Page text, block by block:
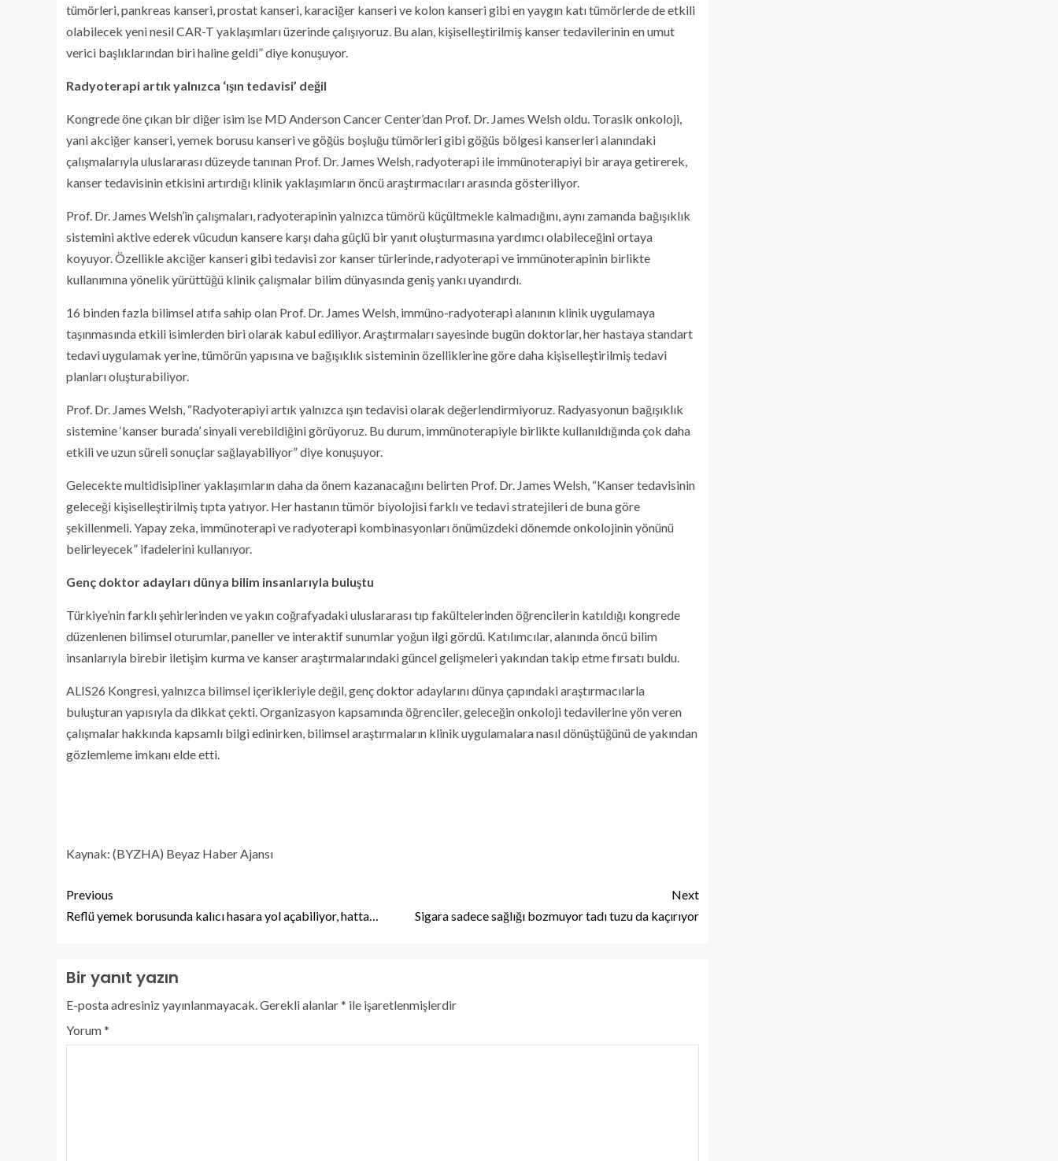
tümörleri, pankreas kanseri, prostat kanseri, karaciğer kanseri ve kolon kanseri gibi en yaygın katı tümörlerde de etkili
olabilecek yeni nesil CAR-T yaklaşımları üzerinde çalışıyoruz. Bu alan, kişiselleştirilmiş kanser tedavilerinin en umut
verici başlıklarından biri haline geldi” diye konuşuyor.
Radyoterapi artık yalnızca ‘ışın tedavisi’ değil
Kongrede öne çıkan bir diğer isim ise MD Anderson Cancer Center’dan Prof. Dr. James Welsh oldu. Torasik onkoloji,
yani akciğer kanseri, yemek borusu kanseri ve göğüs boşluğu tümörleri gibi göğüs bölgesi kanserlerialanındaki
çalışmalarıyla uluslararası düzeyde tanınan Prof. Dr. James Welsh, radyoterapi ile immünoterapiyi bir araya getirerek,
kanser tedavisinin etkisini artırdığı klinik yaklaşımların öncü araştırmacıları arasında gösteriliyor.
Prof. Dr. James Welsh’in çalışmaları, radyoterapinin yalnızca tümörü küçültmekle kalmadığını, aynı zamanda bağışıklık
sistemini aktive ederek vücudun kansere karşı daha güçlü bir yanıt oluşturmasına yardımcı olabileceğini ortaya
koyuyor. Özellikle akciğer kanseri gibi tedavisi zor kanser türlerinde, radyoterapi ve immünoterapinin birlikte
kullanımına yönelik yürüttüğü klinik çalışmalar bilim dünyasında geniş yankı uyandırdı.
16 binden fazla bilimsel atıfa sahip olan Prof. Dr. James Welsh, immüno-radyoterapi alanının klinik uygulamaya
taşınmasında etkili isimlerden biri olarak kabul ediliyor. Araştırmaları sayesinde bugün doktorlar, her hastaya standart
tedavi uygulamak yerine, tümörün yapısına ve bağışıklık sisteminin özelliklerine göre daha kişiselleştirilmiş tedavi
planları oluşturabiliyor.
Prof. Dr. James Welsh, “Radyoterapiyi artık yalnızca ışın tedavisi olarak değerlendirmiyoruz. Radyasyonun bağışıklık
sistemine ‘kanser burada’ sinyali verebildiğini görüyoruz. Bu durum, immünoterapiyle birlikte kullanıldığında çok daha
etkili ve uzun süreli sonuçlar sağlayabiliyor” diye konuşuyor.
Gelecekte multidisipliner yaklaşımların daha da önem kazanacağını belirten Prof. Dr. James Welsh, “Kanser tedavisinin
geleceği kişiselleştirilmiş tıpta yatıyor. Her hastanın tümör biyolojisi farklı ve tedavi stratejileri de buna göre
şekillenmeli. Yapay zeka, immünoterapi ve radyoterapi kombinasyonları önümüzdeki dönemde onkolojinin yönünü
belirleyecek” ifadelerini kullanıyor.
Genç doktor adayları dünya bilim insanlarıyla buluştu
Türkiye’nin farklı şehirlerinden ve yakın coğrafyadaki uluslararası tıp fakültelerinden öğrencilerin katıldığı kongrede
düzenlenen bilimsel oturumlar, paneller ve interaktif sunumlar yoğun ilgi gördü. Katılımcılar, alanında öncü bilim
insanlarıyla birebir iletişim kurma ve kanser araştırmalarındaki güncel gelişmeleri yakından takip etme fırsatı buldu.
ALIS26 Kongresi, yalnızca bilimsel içerikleriyle değil, genç doktor adaylarını dünya çapındaki araştırmacılarla
buluşturan yapısıyla da dikkat çekti. Organizasyon kapsamında öğrenciler, geleceğin onkoloji tedavilerine yön veren
çalışmalar hakkında kapsamlı bilgi edinirken, bilimsel araştırmaların klinik uygulamalara nasıl dönüştüğünü de yakından
gözlemleme imkanı elde etti.
Kaynak: (BYZHA) Beyaz Haber Ajansı
Previous
Reflü yemek borusunda kalıcı hasara yol açabiliyor, hatta…
Next
Sigara sadece sağlığı bozmuyor tadı tuzu da kaçırıyor
Bir yanıt yazın
E-posta adresiniz yayınlanmayacak.Gerekli alanlar* ile işaretlenmişlerdir
Yorum*